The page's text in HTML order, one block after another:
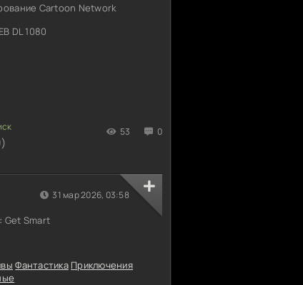
Cartoon Network
DL 1080
53 0
Get Smart
Фантастика Приключения
31 мар 2026, 03:58